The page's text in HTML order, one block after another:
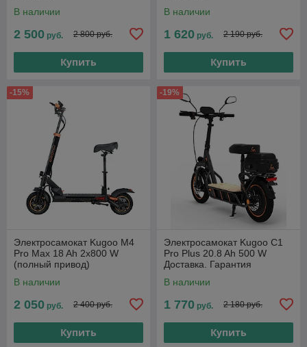
В наличии
2 500 руб. 2 800 руб.
Купить
В наличии
1 620 руб. 2 190 руб.
Купить
-15%
Электросамокат Kugoo M4
Pro Max 18 Ah 2x800 W
(полный привод)
В наличии
2 050 руб. 2 400 руб.
Купить
-19%
Электросамокат Kugoo C1
Pro Plus 20.8 Ah 500 W
Доставка. Гарантия
В наличии
1 770 руб. 2 180 руб.
Купить